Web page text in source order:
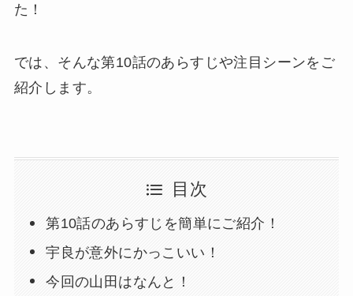
た！
では、そんな第10話のあらすじや注目シーンをご
紹介します。
目次
第10話のあらすじを簡単にご紹介！
宇良が意外にかっこいい！
今回の山田はなんと！